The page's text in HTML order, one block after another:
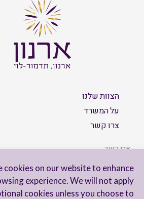
cookies on our website to enhance
experience. We will not apply
cookies unless you choose to
הצוות שלנו
על המשרד
צרו קשר
צרו קשר